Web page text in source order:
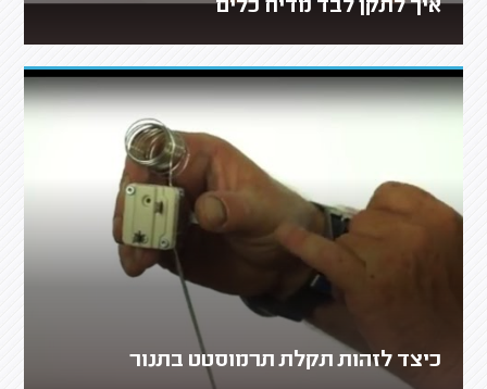
איך לתקן לבד מדיח כלים
כיצד לזהות תקלת תרמוסטט בתנור